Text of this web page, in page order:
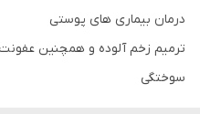
درمان بیماری های پوستی
ترمیم زخم آلوده و همچنین
سوختگی